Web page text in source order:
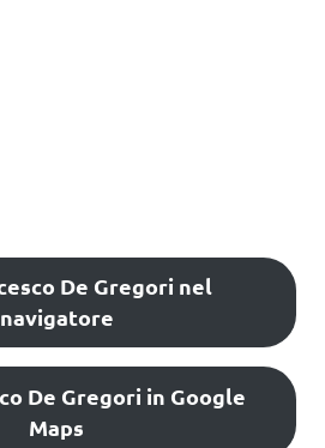
De Gregori nel
navigatore
De Gregori in Google
Maps